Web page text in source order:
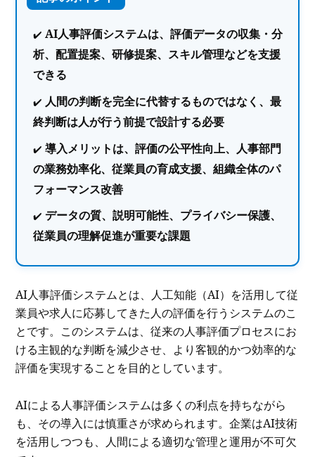
AI人事評価システムは、評価データの収集・分
析、配置提案、研修提案、スキル管理などを支援
できる
人間の判断を完全に代替するものではなく、最
終判断は人が行う前提で設計する必要
導入メリットは、評価の公平性向上、人事部門
の業務効率化、従業員の育成支援、組織全体のパ
フォーマンス改善
データの質、説明可能性、プライバシー保護、
従業員の理解促進が重要な課題
AI人事評価システムとは、人工知能（AI）を活用して従
業員や求人に応募してきた人の評価を行うシステムのこ
とです。このシステムは、従来の人事評価プロセスにお
ける主観的な判断を減少させ、より客観的かつ効率的な
評価を実現することを目的としています。
AIによる人事評価システムは多くの利点を持ちながら
も、その導入には慎重さが求められます。企業はAI技術
を活用しつつも、人間による適切な管理と運用が不可欠